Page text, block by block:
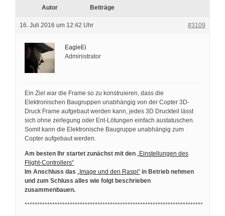
Autor Beiträge
16. Juli 2016 um 12:42 Uhr #3109
EagleEi
Administrator
Ein Ziel war die Frame so zu konstruieren, dass die
Elektronischen Baugruppen unabhängig von der Copter 3D-
Druck Frame aufgebaut werden kann, jedes 3D Druckteil lässt
sich ohne zerlegung oder Ent-Lötungen einfach austatuschen.
Somit kann die Elektronische Baugruppe unabhängig zum
Copter aufgebaut werden.
Am besten Ihr startet zunächst mit den „Einstellungen des
Flight-Controllers“
Im Anschluss das „Image und den Raspi“ in Betrieb nehmen
und zum Schluss alles wie folgt beschrieben
zusammenbauen.
***********************************************************************